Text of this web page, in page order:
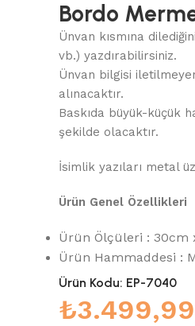
Bordo
Ünvan kısmına
vb.) yazdırabilirsiniz.
Ünvan bilgisi
alınacaktır.
Baskıda büyük-küçük
şekilde olacaktır.
İsimlik yazıları metal
Ürün Genel Özellikleri
Ürün Ölçüleri : 30cm
Ürün Hammaddesi :
Ürün Kodu: EP-7040
₺3.499,99